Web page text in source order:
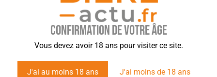
Confirmation de votre âge
Vous devez avoir 18 ans pour visiter ce site.
J'ai au moins 18 ans J'ai moins de 18 ans
EMAIL info@brewersforum.eu
SITE WEB
https://brewersofeurope.org/